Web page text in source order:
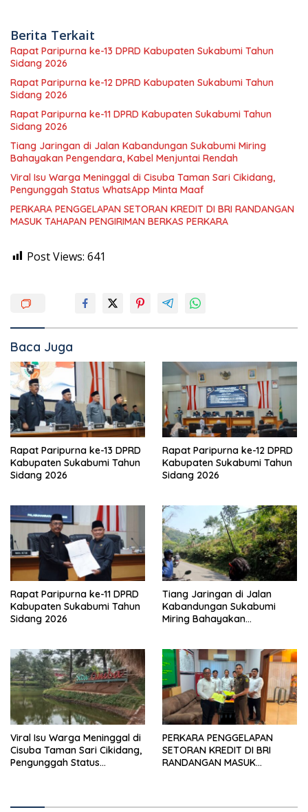
Berita Terkait
Rapat Paripurna ke-13 DPRD Kabupaten Sukabumi Tahun
Sidang 2026
Rapat Paripurna ke-12 DPRD Kabupaten Sukabumi Tahun
Sidang 2026
Rapat Paripurna ke-11 DPRD Kabupaten Sukabumi Tahun
Sidang 2026
Tiang Jaringan di Jalan Kabandungan Sukabumi Miring
Bahayakan Pengendara, Kabel Menjuntai Rendah
Viral Isu Warga Meninggal di Cisuba Taman Sari Cikidang,
Pengunggah Status WhatsApp Minta Maaf
PERKARA PENGGELAPAN SETORAN KREDIT DI BRI RANDANGAN
MASUK TAHAPAN PENGIRIMAN BERKAS PERKARA
Post Views: 641
Baca Juga
Rapat Paripurna ke-13 DPRD
Kabupaten Sukabumi Tahun
Sidang 2026
Rapat Paripurna ke-12 DPRD
Kabupaten Sukabumi Tahun
Sidang 2026
Rapat Paripurna ke-11 DPRD
Kabupaten Sukabumi Tahun
Sidang 2026
Tiang Jaringan di Jalan
Kabandungan Sukabumi
Miring Bahayakan
Viral Isu Warga Meninggal di
Cisuba Taman Sari Cikidang,
Pengunggah Status
PERKARA PENGGELAPAN
SETORAN KREDIT DI BRI
RANDANGAN MASUK